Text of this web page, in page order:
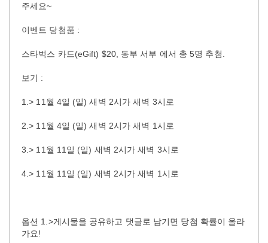
주세요~
이벤트 당첨품 :
스타벅스 카드(eGift) $20, 동부 서부 에서 총 5명 추첨.
보기 :
1.> 11월 4일 (일) 새벽 2시가 새벽 3시로
2.> 11월 4일 (일) 새벽 2시가 새벽 1시로
3.> 11월 11일 (일) 새벽 2시가 새벽 3시로
4.> 11월 11일 (일) 새벽 2시가 새벽 1시로
옵션 1.>게시물을 공유하고 댓글로 남기면 당첨 확률이 올라
가요!